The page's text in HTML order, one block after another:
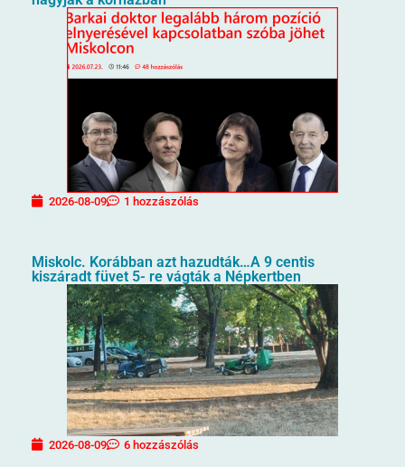
2026-08-09 1 hozzászólás
Miskolc. Korábban azt hazudták…A 9 centis
kiszáradt füvet 5- re vágták a Népkertben
2026-08-09 6 hozzászólás